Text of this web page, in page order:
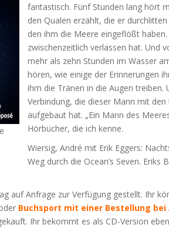
fantastisch. Fünf Stunden lang hört
den Qualen erzählt, die er
den ihm die Meere eingeflößt
zwischenzeitlich verlassen hat. Und
mehr als zehn Stunden im Wasser
hören, wie einige der Erinnerungen
ihm die Tränen in die Augen treiben.
Verbindung, die dieser Mann mit
aufgebaut hat. „Ein Mann des
Hörbücher, die ich kenne.
Wiersig, André mit Erik Eggers:
Weg durch die Ocean’s Seven. Eriks
auf Anfrage zur Verfügung gestellt. Ihr
Buchsport mit einer Bestellung bei
Ihr bekommt es als CD-Version